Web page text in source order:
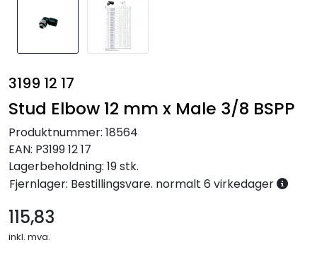
3199 12 17
Stud Elbow 12 mm x Male 3/8 BSPP
Produktnummer: 18564
EAN: P3199 12 17
Lagerbeholdning: 19 stk.
Fjernlager: Bestillingsvare. normalt 6 virkedager
115,83
inkl. mva.